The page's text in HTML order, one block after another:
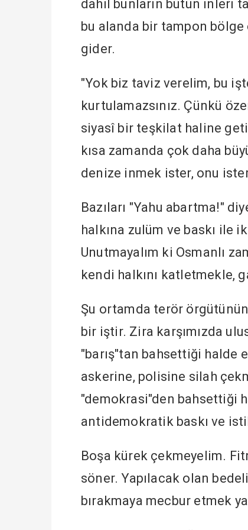
dahil bunların bütün inleri
bu alanda bir tampon
gider.
"Yok biz taviz verelim, bu
kurtulamazsınız. Çünkü
siyasî bir teşkilat haline
kısa zamanda çok daha
denize inmek ister, onu
Bazıları "Yahu abartma!"
halkına zulüm ve baskı ile
Unutmayalım ki Osmanlı
kendi halkını katletmekle,
Şu ortamda terör
bir iştir. Zira karşımızda
"barış"tan bahsettiği halde
askerine, polisine silah
"demokrasi"den bahsettiği
antidemokratik baskı ve
Boşa kürek çekmeyelim.
söner. Yapılacak olan
bırakmaya mecbur etmek